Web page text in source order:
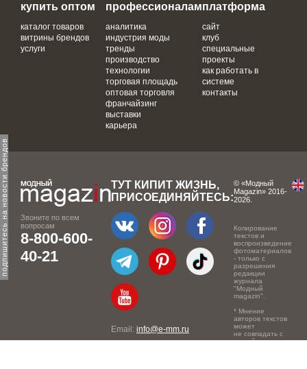
подпишитесь на новости брендов
купить оптом
каталог товаров
витрины брендов
услуги
профессионалам
аналитика
индустрия моды
тренды
производство
технологии
торговая площадь
оптовая торговля
франчайзинг
выставки
карьера
платформа
сайт
клуб
специальные
проекты
как работать в
системе
контакты
Звоните по всем
вопросам
8-800-600-
40-21
ТУТ КИПИТ ЖИЗНЬ,
ПРИСОЕДИНЯЙТЕСЬ:
Email: info@e-mm.ru
© «Модный
Magazin» 2016-
2026.
Копирование
текстов и
воспроизведение
фотоматериалов
- только с
разрешения
редакции
журнала
"Модный
magazin".
* Мнение
авторов текстов
может
не совпадать с
точкой зрения